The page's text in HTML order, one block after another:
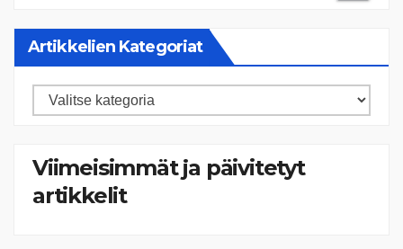
Artikkelien Kategoriat
Artikkelien
Viimeisimmät ja päivitetyt
artikkelit